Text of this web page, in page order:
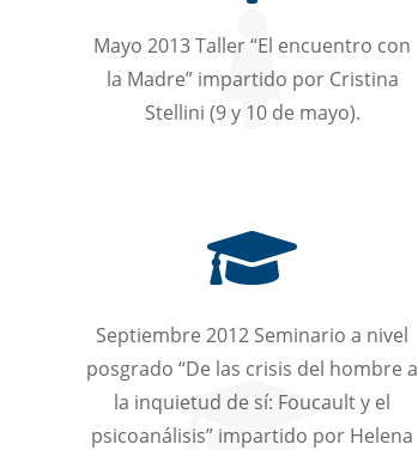
Mayo 2013 Taller “El encuentro con
la Madre” impartido por Cristina
Stellini (9 y 10 de mayo).
Septiembre 2012 Seminario a nivel
posgrado “De las crisis del hombre a
la inquietud de sí: Foucault y el
psicoanálisis” impartido por Helena